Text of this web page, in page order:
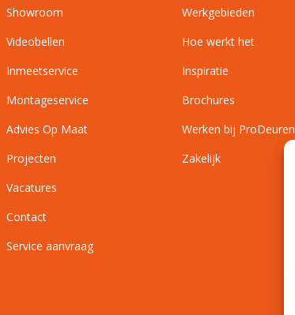
Showroom
Videobellen
Inmeetservice
Montageservice
Advies Op Maat
Projecten
Vacatures
Contact
Service aanvraag
Werkgebieden
Hoe werkt het
Inspiratie
Brochures
Werken bij ProDeuren
Zakelijk